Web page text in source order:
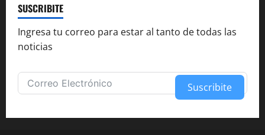
SUSCRIBITE
Ingresa tu correo para estar al tanto de todas las
noticias
Suscribite